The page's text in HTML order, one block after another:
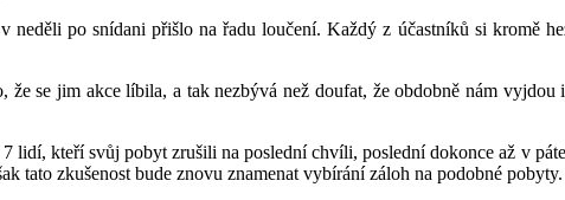
neděli po snídani přišlo na řadu loučení. Každý z účastníků si kromě
že se jim akce líbila, a tak nezbývá než doufat, že obdobně nám
lidí, kteří svůj pobyt zrušili na poslední chvíli, poslední dokonce až v
tato zkušenost bude znovu znamenat vybírání záloh na podobné pobyty.